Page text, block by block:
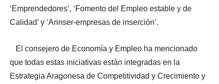
‘Emprendedores’, ‘Fomento del Empleo estable y de
Calidad’ y ‘Arinser-empresas de inserción’.
El consejero de Economía y Empleo ha mencionado
que todas estas iniciativas están integradas en la
Estrategia Aragonesa de Competitividad y Crecimiento y